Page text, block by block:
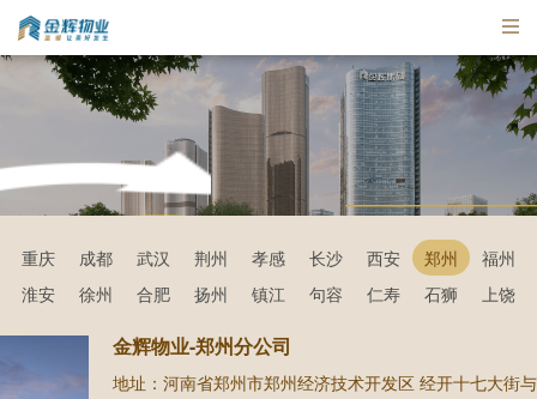
365在线服务热线
400-1118-365
重庆 成都 武汉 荆州 孝感 长沙 西安 郑州
福州
淮安
徐州 合肥 扬州 镇江 句容 仁寿 石狮 上饶
金辉物业-郑州分公司
地址：河南省郑州市郑州经济技术开发区 经开十七大街